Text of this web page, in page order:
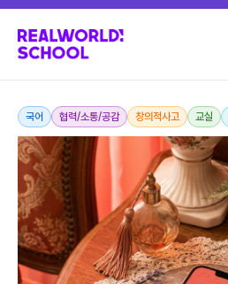
국어 협력/소통/공감 창의적사고 교실